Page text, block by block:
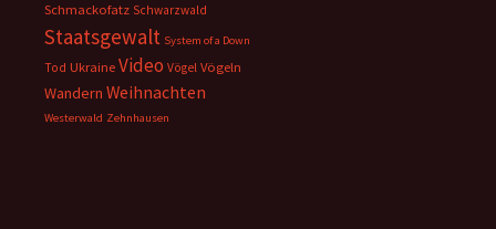
Schmackofatz Schwarzwald
Staatsgewalt System of a Down
Tod Ukraine Video Vögel Vögeln
Wandern Weihnachten
Westerwald Zehnhausen